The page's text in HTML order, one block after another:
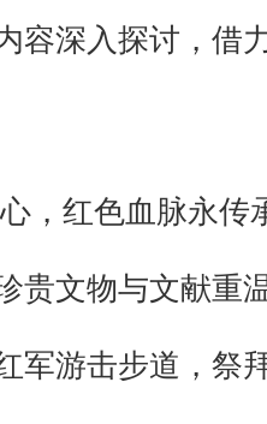
容深入探讨，借
，红色血脉永传
贵文物与文献重
军游击步道，祭